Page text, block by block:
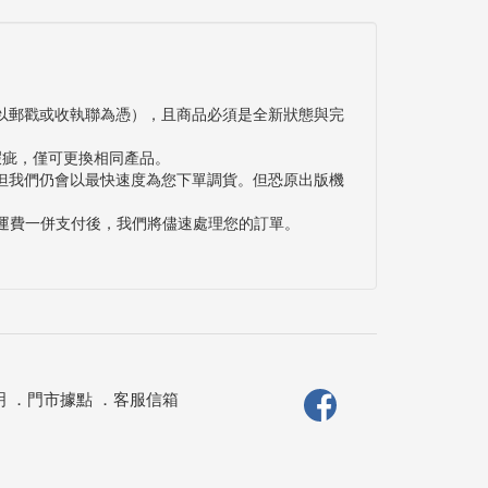
戳或收執聯為憑），且商品必須是全新狀態與完
，僅可更換相同產品。
們仍會以最快速度為您下單調貨。但恐原出版機
一併支付後，我們將儘速處理您的訂單。
． 門市據點． 客服信箱